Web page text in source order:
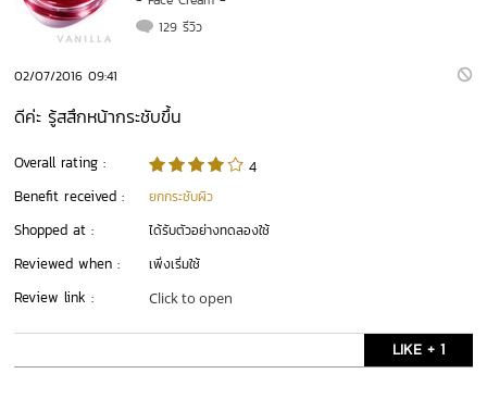
129 รีวิว
02/07/2016 09:41
ดีค่ะ รู้สสึกหน้ากระชับขึ้น
Overall rating :
4
Benefit received :
ยกกระชับผิว
Shopped at : ได้รับตัวอย่างทดลองใช้
Reviewed when : เพิ่งเริ่มใช้
Review link : Click to open
LIKE + 1